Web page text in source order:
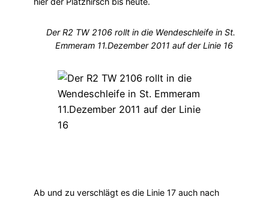
Der R2 TW 2106 rollt in die Wendeschleife in St.
Emmeram 11.Dezember 2011 auf der Linie 16
Ab und zu verschlägt es die Linie 17 auch nach